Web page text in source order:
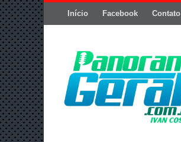
Início Facebook Contato